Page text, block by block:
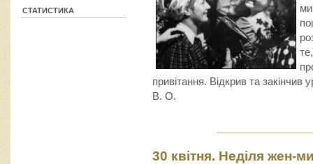
СТАТИСТИКА
ми
привітання. Відкрив та закінчив
В. О.
30 квітня. Неділя жен-